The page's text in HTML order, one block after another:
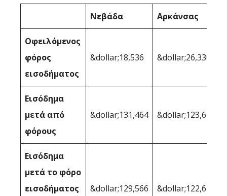
Νεβάδα Αρκάνσας
Οφειλόμενος
φόρος
εισοδήματος
&dollar;18,536 &dollar;26,330
Εισόδημα
μετά από
φόρους
&dollar;131,464 &dollar;123,670
Εισόδημα
μετά το φόρο
εισοδήματος
&dollar;129,566 &dollar;122,614